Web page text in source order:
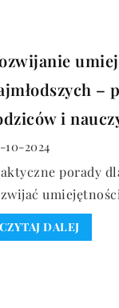
–
i
10-2024
porady
DALEJ